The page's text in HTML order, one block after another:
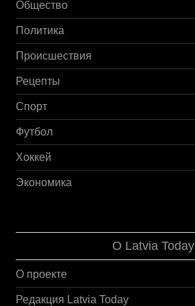
Общество
Политика
Происшествия
Рецепты
Спорт
Футбол
Хоккей
Экономика
О Latvia Today
О проекте
Редакция Latvia Today